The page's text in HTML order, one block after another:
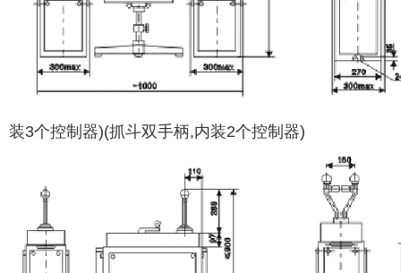
装3个控制器)(抓斗双手柄,内装2个控制器)